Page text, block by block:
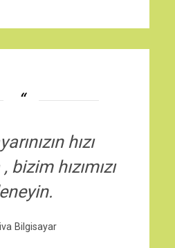
hızı
bizim hızımızı
Bilgisayar